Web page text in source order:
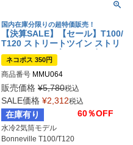
国内在庫分限りの超特価販売！
【決算SALE】【セール】T100/
T120 ストリートツイン ストリ
ートスクランブラー レギュレー
ター移設キット Motone
ネコポス 350円
商品番号 MMU064
販売価格 ¥5,780税込
SALE価格 ¥2,312税込
在庫有り 60％OFF
水冷2気筒モデル
Bonneville T100/T120